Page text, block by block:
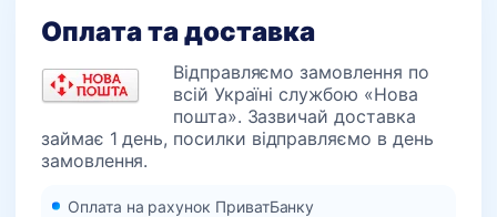
Оплата та доставка
Відправляємо замовлення по
всій Україні службою «Нова
пошта». Зазвичай доставка
займає 1 день, посилки відправляємо в день
замовлення.
Оплата на рахунок ПриватБанку